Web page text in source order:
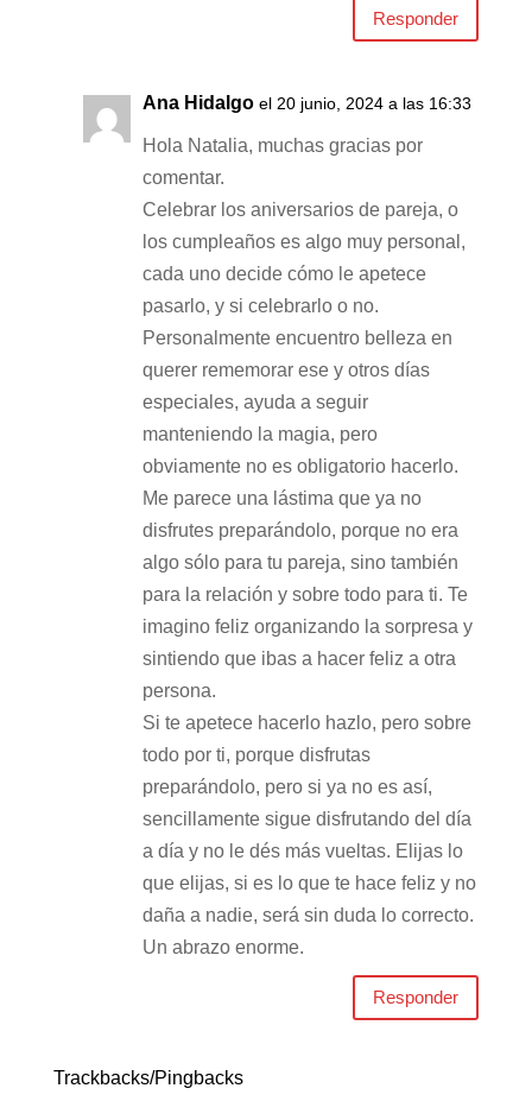
Responder
Ana Hidalgo el 20 junio, 2024 a las 16:33
Hola Natalia, muchas gracias por
comentar.
Celebrar los aniversarios de pareja, o
los cumpleaños es algo muy personal,
cada uno decide cómo le apetece
pasarlo, y si celebrarlo o no.
Personalmente encuentro belleza en
querer rememorar ese y otros días
especiales, ayuda a seguir
manteniendo la magia, pero
obviamente no es obligatorio hacerlo.
Me parece una lástima que ya no
disfrutes preparándolo, porque no era
algo sólo para tu pareja, sino también
para la relación y sobre todo para ti. Te
imagino feliz organizando la sorpresa y
sintiendo que ibas a hacer feliz a otra
persona.
Si te apetece hacerlo hazlo, pero sobre
todo por ti, porque disfrutas
preparándolo, pero si ya no es así,
sencillamente sigue disfrutando del día
a día y no le dés más vueltas. Elijas lo
que elijas, si es lo que te hace feliz y no
daña a nadie, será sin duda lo correcto.
Un abrazo enorme.
Responder
Trackbacks/Pingbacks